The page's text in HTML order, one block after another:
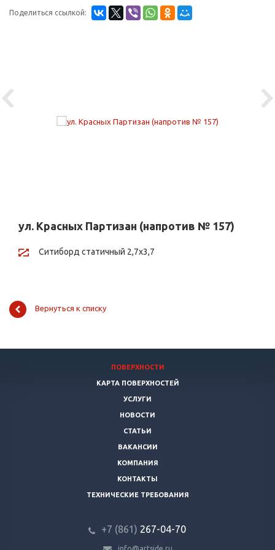
Поделиться ссылкой:
Previous
ул. Красных Партизан (напротив № 157)
Ситиборд статичный 2,7х3,7
Вернуться к списку
ПОВЕРХНОСТИ
КАРТА ПОВЕРХНОСТЕЙ
УСЛУГИ
НОВОСТИ
СТАТЬИ
ВАКАНСИИ
КОМПАНИЯ
КОНТАКТЫ
ТЕХНИЧЕСКИЕ ТРЕБОВАНИЯ
+7 (861) 267-04-70